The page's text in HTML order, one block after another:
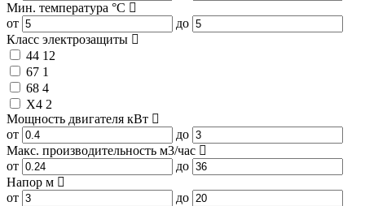
Мин. температура °C
от
до
Класс электрозащиты
44 12
67 1
68 4
X4 2
Мощность двигателя кВт
от
до
Макс. производительность м3/час
от
до
Напор м
от
до